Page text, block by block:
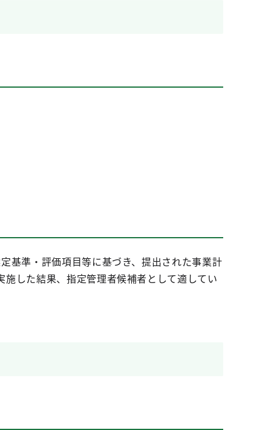
基準・評価項目等に基づき、提出された事業計
した結果、指定管理者候補者として適してい